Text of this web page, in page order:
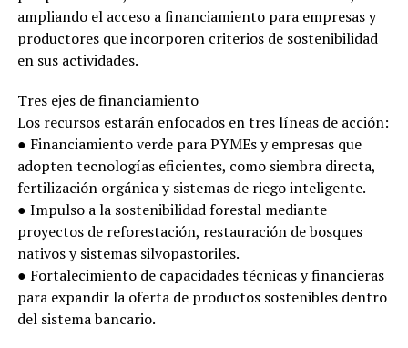
ampliando el acceso a financiamiento para empresas y
productores que incorporen criterios de sostenibilidad
en sus actividades.
Tres ejes de financiamiento
Los recursos estarán enfocados en tres líneas de acción:
● Financiamiento verde para PYMEs y empresas que
adopten tecnologías eficientes, como siembra directa,
fertilización orgánica y sistemas de riego inteligente.
● Impulso a la sostenibilidad forestal mediante
proyectos de reforestación, restauración de bosques
nativos y sistemas silvopastoriles.
● Fortalecimiento de capacidades técnicas y financieras
para expandir la oferta de productos sostenibles dentro
del sistema bancario.